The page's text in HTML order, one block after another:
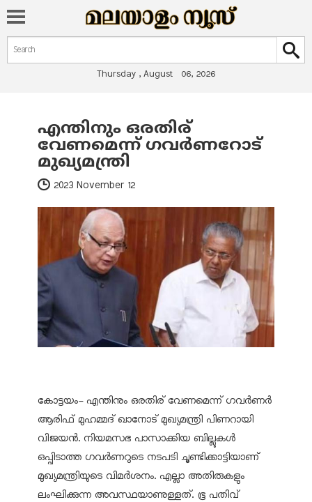
Search form
Search
Thursday , August 06, 2026
You are here
എന്തിനും ഒരതിര്
വേണമെന്ന് ഗവര്‍ണറോട്
മുഖ്യമന്ത്രി
2023 November 12
കോട്ടയം- എന്തിനും ഒരതിര് വേണമെന്ന് ഗവര്‍ണര്‍
ആരിഫ് മുഹമ്മദ് ഖാനോട് മുഖ്യമന്ത്രി പിണറായി
വിജയന്‍. നിയമസഭ പാസാക്കിയ ബില്ലുകള്‍
ഒപ്പിടാത്ത ഗവര്‍ണറുടെ നടപടി ചൂണ്ടിക്കാട്ടിയാണ്
മുഖ്യമന്ത്രിയുടെ വിമര്‍ശനം. എല്ലാ അതിരുകളും
ലംഘിക്കുന്ന അവസ്ഥയാണുള്ളത്. ഭൂ പതിവ്